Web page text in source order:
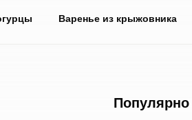
Варенье из крыжовника
Популярно